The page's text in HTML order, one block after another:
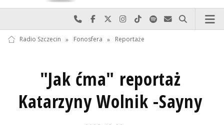
Najlepiej po prostu do nas zadzwoń
Odwiedź nas na Facebook-u
Odwiedź nas na X
Odwiedź nas na Instagram-ie
Odwiedź nas na TikTok-u
Szukaj nas na Spotify
Wyślij do nas
Szukaj
Radio Szczecin » Fonosfera » Reportaże
"Jak ćma" reportaż
Katarzyny Wolnik -Sayny